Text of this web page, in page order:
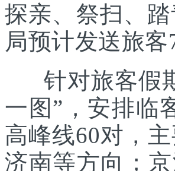
探亲、祭扫、
局预计发送旅
针对旅客假期
一图”，安排临
高峰线60对，
济南等方向；